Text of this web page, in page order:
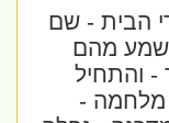
הבית - שם
מהם
והתחיל
-